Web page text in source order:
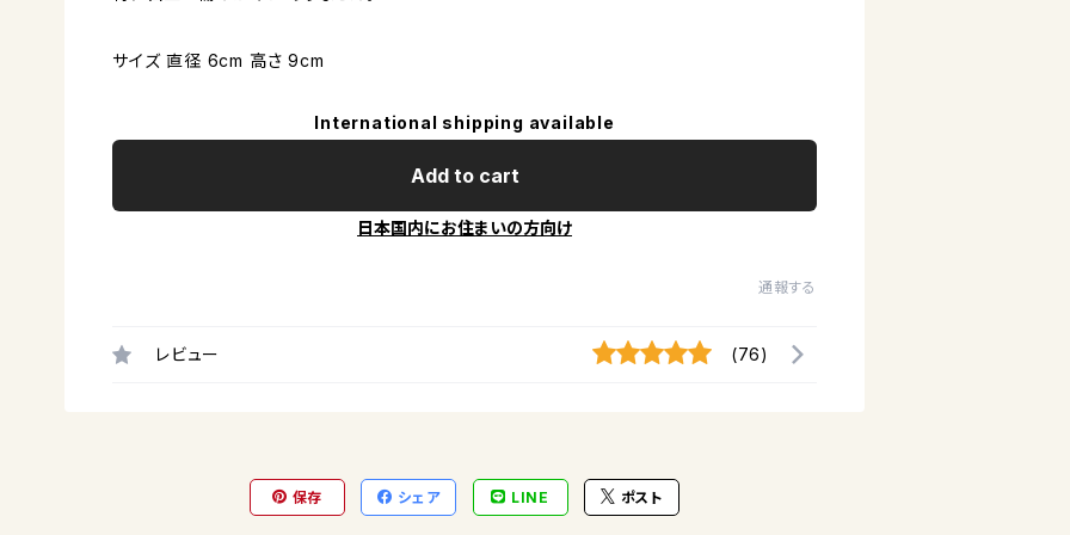
サイズ 直径 6cm 高さ 9cm
International shipping available
Add to cart
日本国内にお住まいの方向け
通報する
レビュー (76)
保存 シェア LINE ポスト